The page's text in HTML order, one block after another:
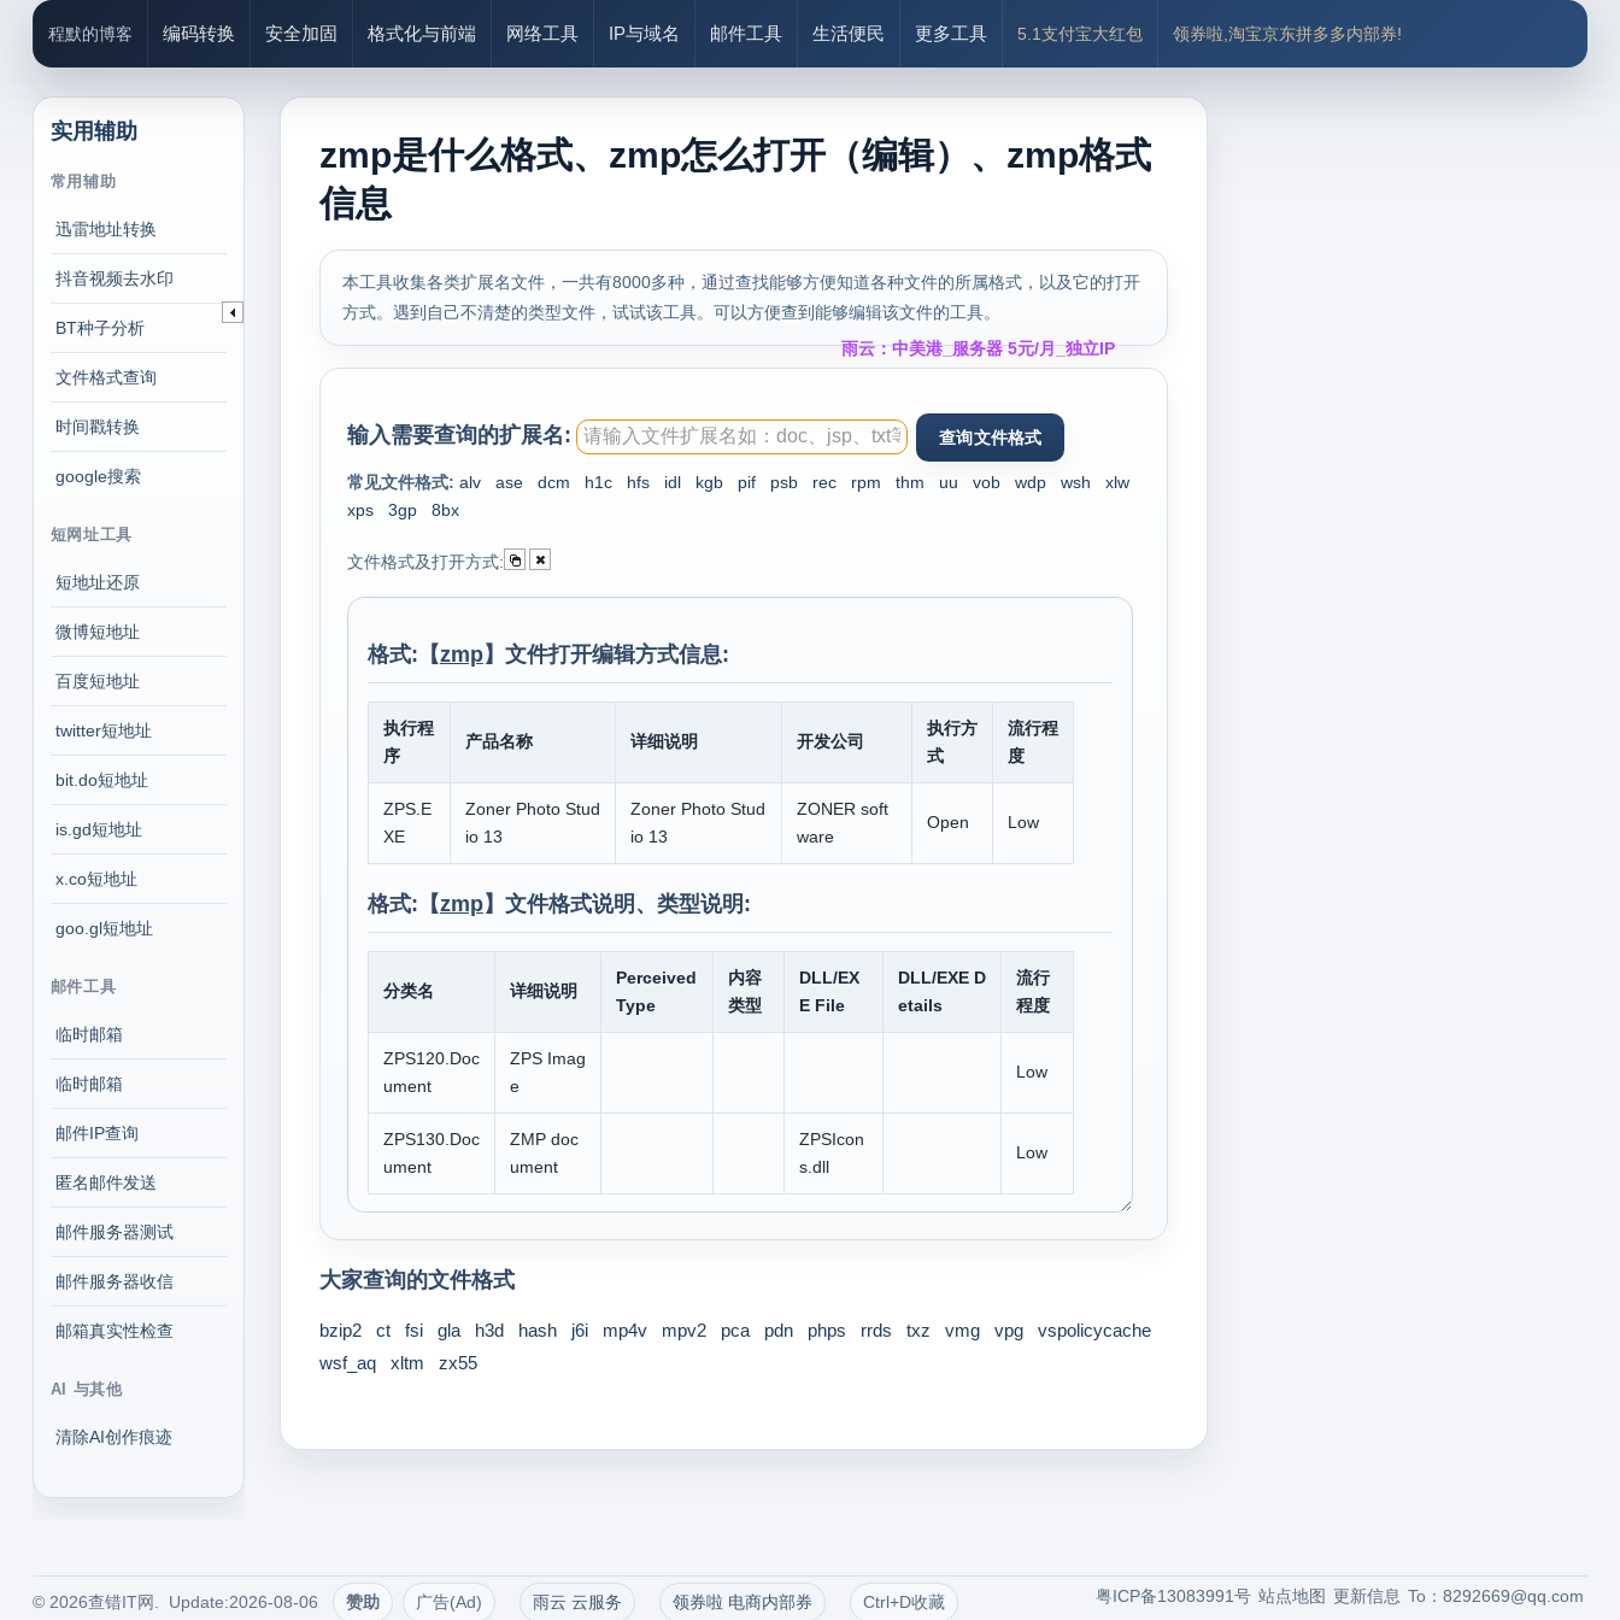
程默的博客 编码转换 安全加固 格式化与前端 网络工具 IP与域名 邮件工具 生活便民 更多工具 5.1支付宝大红包 领券啦,淘宝京东拼多多内部券!
实用辅助
常用辅助
迅雷地址转换
抖音视频去水印
BT种子分析
文件格式查询
时间戳转换
google搜索
短网址工具
短地址还原
微博短地址
百度短地址
twitter短地址
bit.do短地址
is.gd短地址
x.co短地址
goo.gl短地址
邮件工具
临时邮箱
临时邮箱
邮件IP查询
匿名邮件发送
邮件服务器测试
邮件服务器收信
邮箱真实性检查
AI 与其他
清除AI创作痕迹
zmp是什么格式、zmp怎么打开（编辑）、zmp格式
信息
本工具收集各类扩展名文件，一共有8000多种，通过查找能够方便知道各种文件的所属格式，以及它的打开
方式。遇到自己不清楚的类型文件，试试该工具。可以方便查到能够编辑该文件的工具。
雨云：中美港_服务器 5元/月_独立IP
输入需要查询的扩展名:
常见文件格式: alv ase dcm h1c hfs idl kgb pif psb rec rpm thm uu vob wdp wsh
xlw
xps
3gp 8bx
文件格式及打开方式:
格式:【zmp】文件打开编辑方式信息:
执行程
序
产品名称 详细说明 开发公司
执行方
式
流行程
度
ZPS.E
XE
Zoner Photo Stud
io 13
Zoner Photo Stud
io 13
ZONER soft
ware
Open Low
格式:【zmp】文件格式说明、类型说明:
分类名 详细说明
Perceived
Type
内容
类型
DLL/EX
E File
DLL/EXE D
etails
流行
程度
ZPS120.Doc
ument
ZPS Imag
e
Low
ZPS130.Doc
ument
ZMP doc
ument
ZPSIcon
s.dll
Low
大家查询的文件格式
bzip2 ct fsi gla h3d hash j6i mp4v mpv2 pca pdn phps rrds txz vmg vpg
vspolicycache
wsf_aq
xltm zx55
© 2026查错IT网. Update:2026-08-06 赞助 广告(Ad) 雨云 云服务 领券啦 电商内部券 Ctrl+D收藏 To：8292669@qq.com
更新信息
站点地图
粤ICP备13083991号